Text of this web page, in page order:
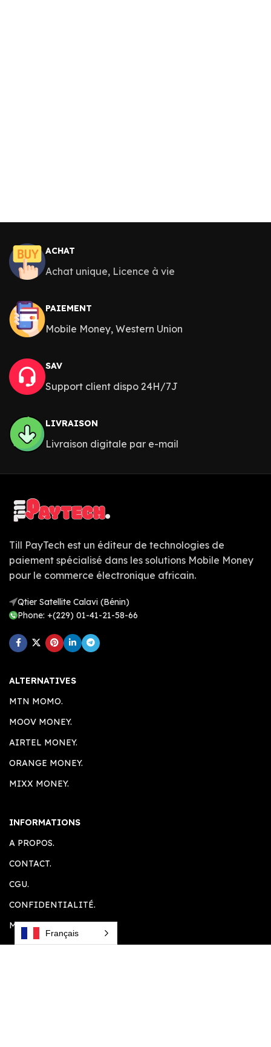
ACHAT
Achat unique, Licence à vie
PAIEMENT
Mobile Money, Western Union
SAV
Support client dispo 24H/7J
LIVRAISON
Livraison digitale par e-mail
Till PayTech est un éditeur de technologies de
paiement spécialisé dans les solutions Mobile Money
pour le commerce électronique africain.
Qtier Satellite Calavi (Bénin)
Phone: +(229) 01-41-21-58-66
ALTERNATIVES
MTN MOMO.
MOOV MONEY.
AIRTEL MONEY.
ORANGE MONEY.
MIXX MONEY.
INFORMATIONS
A PROPOS.
CONTACT.
CGU.
CONFIDENTIALITÉ.
MENTION LEGALE.
Français